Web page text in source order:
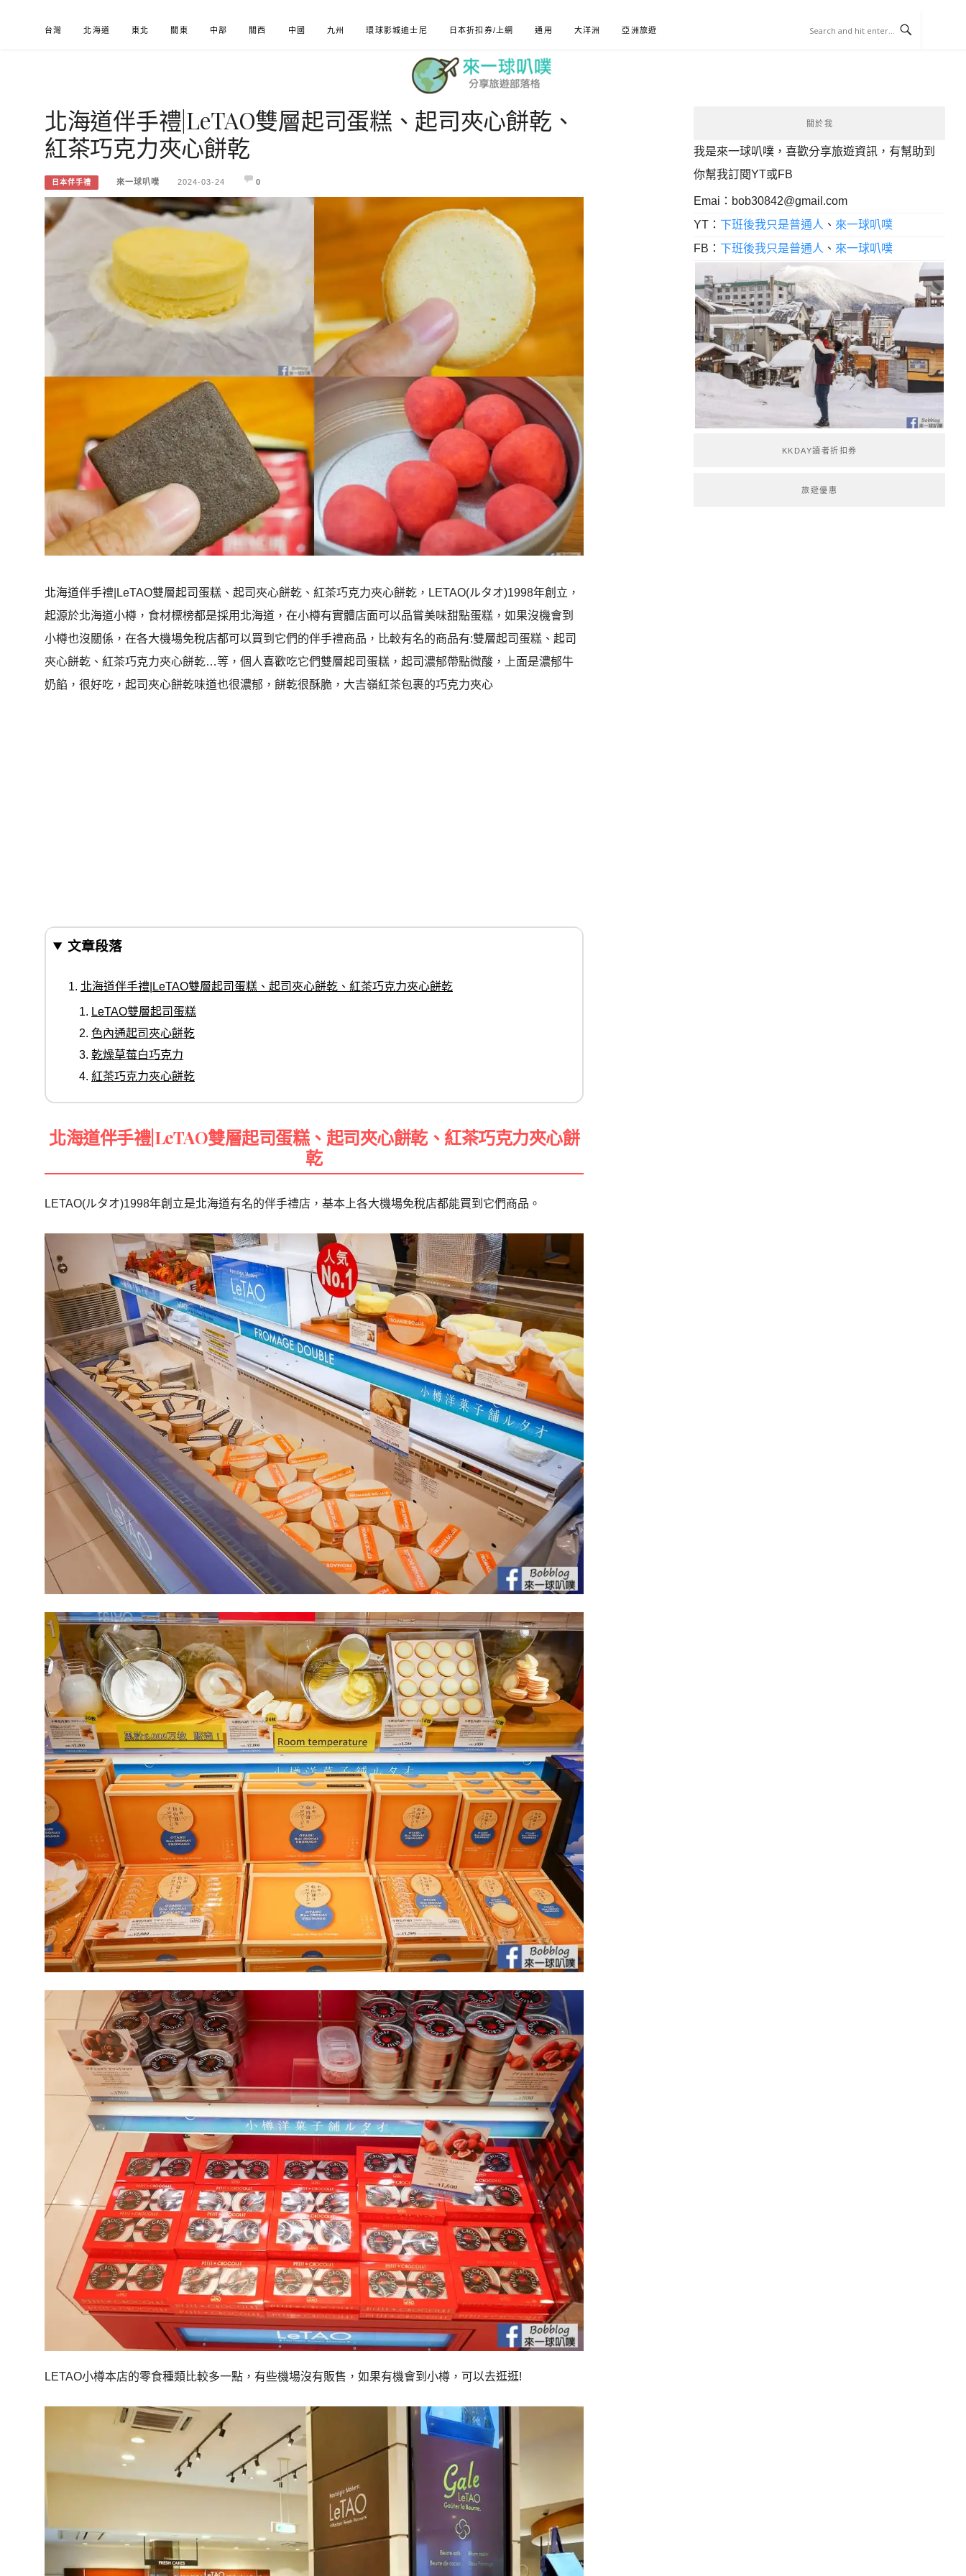
台灣 北海道 東北 關東 中部 關西 中國 九州 環球影城迪士尼 日本折扣券/上網 通用 大洋洲 亞洲旅遊
來一球叭噗
分享日本自助部落格
北海道伴手禮|LeTAO雙層起司蛋糕、起司夾心餅乾、
紅茶巧克力夾心餅乾
日本伴手禮 來一球叭噗 2024-03-24 0
北海道伴手禮|LeTAO雙層起司蛋糕、起司夾心餅乾、紅茶巧克力夾心餅乾，LETAO(ルタオ)1998年創立，
起源於北海道小樽，食材標榜都是採用北海道，在小樽有實體店面可以品嘗美味甜點蛋糕，如果沒機會到
小樽也沒關係，在各大機場免稅店都可以買到它們的伴手禮商品，比較有名的商品有:雙層起司蛋糕、起司
夾心餅乾、紅茶巧克力夾心餅乾…等，個人喜歡吃它們雙層起司蛋糕，起司濃郁帶點微酸，上面是濃郁牛
奶餡，很好吃，起司夾心餅乾味道也很濃郁，餅乾很酥脆，大吉嶺紅茶包裹的巧克力夾心
文章段落
北海道伴手禮|LeTAO雙層起司蛋糕、起司夾心餅乾、紅茶巧克力夾心餅乾
LeTAO雙層起司蛋糕
色內通起司夾心餅乾
乾燥草莓白巧克力
紅茶巧克力夾心餅乾
北海道伴手禮|LeTAO雙層起司蛋糕、起司夾心餅乾、紅茶巧克力夾心餅
乾
LETAO(ルタオ)1998年創立是北海道有名的伴手禮店，基本上各大機場免稅店都能買到它們商品。
LETAO小樽本店的零食種類比較多一點，有些機場沒有販售，如果有機會到小樽，可以去逛逛!
關於我
我是來一球叭噗，喜歡分享旅遊資訊，有幫助到
你幫我訂閱YT或FB
Emai： bob30842@gmail.com
YT：下班後我只是普通人 、 來一球叭噗
FB：下班後我只是普通人 、 來一球叭噗
KKDAY讀者折扣券
旅遊優惠